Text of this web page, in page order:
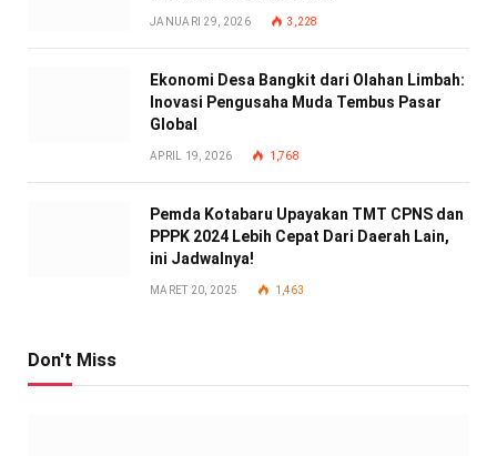
JANUARI 29, 2026 3,228
Ekonomi Desa Bangkit dari Olahan Limbah:
Inovasi Pengusaha Muda Tembus Pasar
Global
APRIL 19, 2026 1,768
Pemda Kotabaru Upayakan TMT CPNS dan
PPPK 2024 Lebih Cepat Dari Daerah Lain,
ini Jadwalnya!
MARET 20, 2025 1,463
Don't Miss